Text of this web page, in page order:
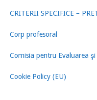
CRITERII SPECIFICE –
Corp profesoral
Comisia pentru Evaluarea
Cookie Policy (EU)